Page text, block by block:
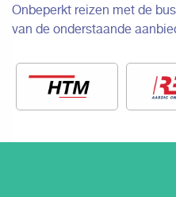
Onbeperkt reizen met de
van de onderstaande